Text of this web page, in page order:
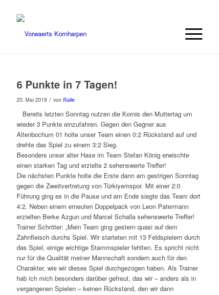
6 Punkte in 7 Tagen!
20. Mai 2019 / von Ralle
Bereits letzten Sonntag nutzen die Kornis den Muttertag um
wieder 3 Punkte einzufahren. Gegen den Gegner aus
Altenbochum 01 holte unser Team einen 0:2 Rückstand auf und
drehte das Spiel zu einem 3:2 Sieg.
Besonders unser alter Hase im Team Stefan König erwischte
einen starken Tag und erzielte 2 sehenswerte Treffer!
Die nächsten Punkte holte die Erste dann am gestrigen Sonntag
gegen die Zweitvertretung von Türkiyemspor. Mit einer 2:0
Führung ging es in die Pause und am Ende siegte das Team dort
4:2. Neben einem erneuten Doppelpack von Leon Patermann
erzielten Berke Azgun und Marcel Schalla sehenswerte Treffer!
Trainer Schröter: „Mein Team ging gestern quasi auf dem
Zahnfleisch durchs Spiel. Wir starteten mit 13 Feldspielern durch
das Spiel, einige wichtige Stammspieler fehlten. Es spricht nicht
nur für die Qualität meiner Mannschaft sondern auch für den
Charakter, wie wir dieses Spiel durchgezogen haben. Als Trainer
hab ich mich besonders darüber gefreut, das wir – anders als in
vergangenen Spielen – keinen Rückstand, den wir dann